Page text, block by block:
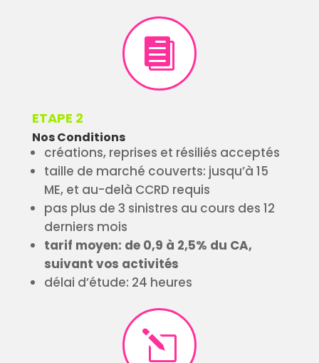

ETAPE 2
Nos Conditions
créations, reprises et résiliés acceptés
taille de marché couverts: jusqu’à 15
ME, et au-delà CCRD requis
pas plus de 3 sinistres au cours des 12
derniers mois
tarif moyen: de 0,9 à 2,5% du CA,
suivant vos activités
délai d’étude: 24 heures
l